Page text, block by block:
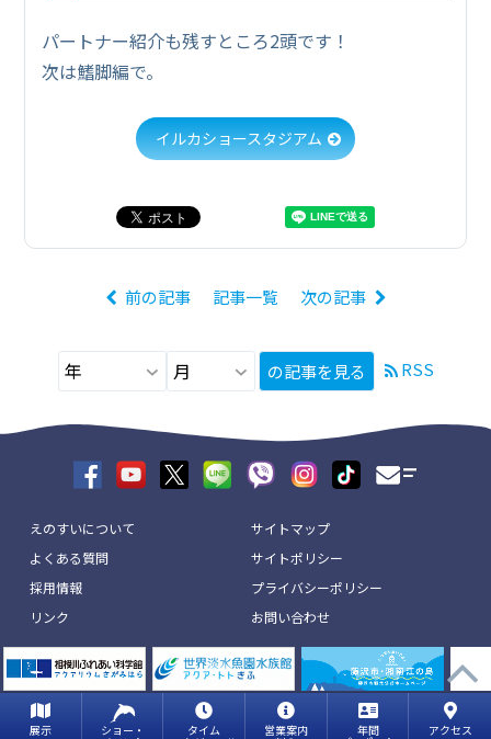
展示 ショー・ タイム 営業案内 年間 アクセス
パートナー紹介も残すところ2頭です！
次は鰭脚編で。
イルカショースタジアム
前の記事 記事一覧 次の記事
の記事を見る RSS
えのすいについて
よくある質問
採用情報
リンク
サイトマップ
サイトポリシー
プライバシーポリシー
お問い合わせ